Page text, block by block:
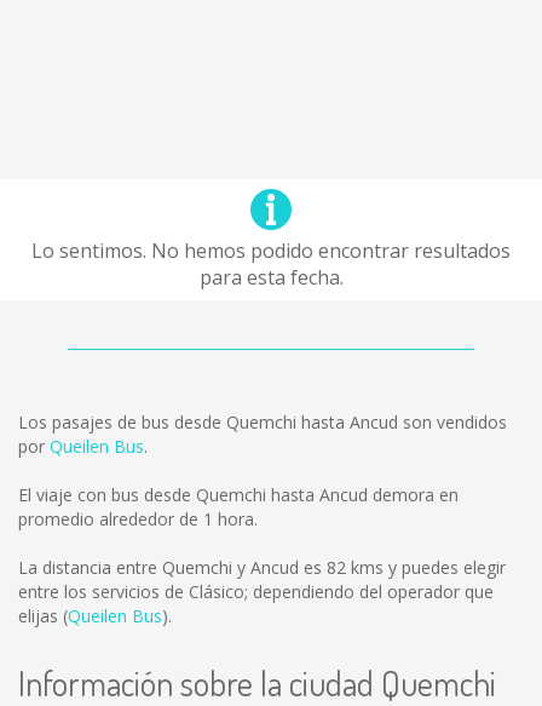
Lo sentimos. No hemos podido encontrar resultados
para esta fecha.
Los pasajes de bus desde Quemchi hasta Ancud son vendidos
por Queilen Bus.
El viaje con bus desde Quemchi hasta Ancud demora en
promedio alrededor de 1 hora.
La distancia entre Quemchi y Ancud es 82 kms y puedes elegir
entre los servicios de Clásico; dependiendo del operador que
elijas (Queilen Bus).
Información sobre la ciudad Quemchi